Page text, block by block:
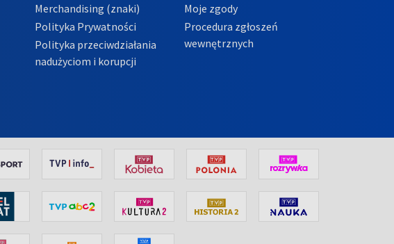
Merchandising (znaki)
Polityka Prywatności
Polityka przeciwdziałania
nadużyciom i korupcji
Moje zgody
Procedura zgłoszeń
wewnętrznych